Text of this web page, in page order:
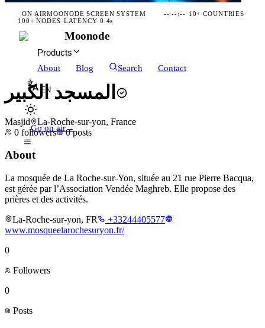
ON AIRMOONODE SCREEN SYSTEM --:--:--· 10+ COUNTRIES·
100+ NODES·LATENCY 0.4s
Moonode
Products
About
Blog Search Contact
EN
Go on air→
المسجد الكبير
Masjid
La-Roche-sur-yon, France
0 followers 0 posts
About
La mosquée de La Roche-sur-Yon, située au 21 rue Pierre Bacqua,
est gérée par l’Association Vendée Maghreb. Elle propose des
prières et des activités.
La-Roche-sur-yon, FR
+33244405577
www.mosqueelarochesuryon.fr/
0
Followers
0
Posts